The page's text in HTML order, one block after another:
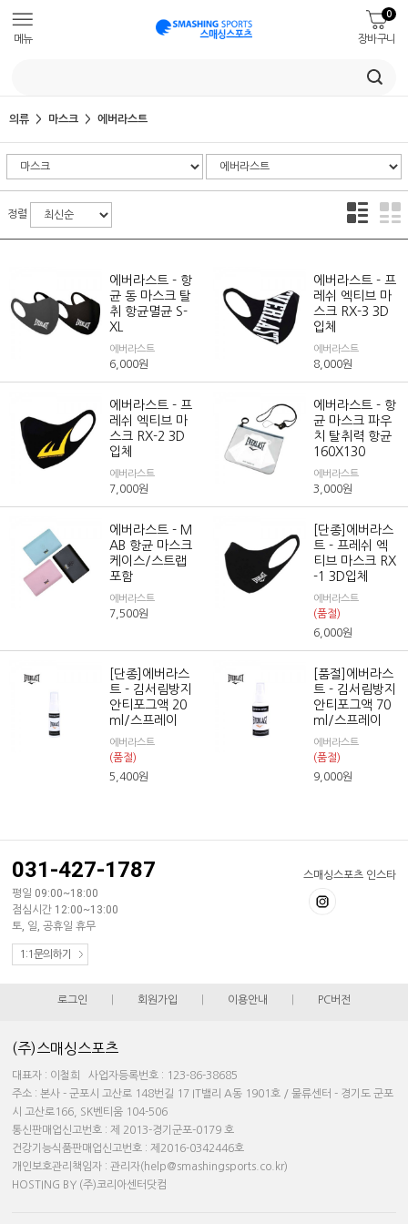
메뉴 장바구니
0
의류 마스크 에버라스트
정렬
에버라스트 - 항
균 동 마스크 탈
취 항균멸균 S-
XL
에버라스트
6,000원
에버라스트 - 프
레쉬 엑티브 마
스크 RX-3 3D
입체
에버라스트
8,000원
에버라스트 - 프
레쉬 엑티브 마
스크 RX-2 3D
입체
에버라스트
7,000원
에버라스트 - 항
균 마스크 파우
치 탈취력 항균
160X130
에버라스트
3,000원
에버라스트 - M
AB 항균 마스크
케이스/스트랩
포함
에버라스트
7,500원
[단종]에버라스
트 - 프레쉬 엑
티브 마스크 RX
-1 3D입체
에버라스트
(품절)
6,000원
[단종]에버라스
트 - 김서림방지
안티포그액 20
ml/스프레이
에버라스트
(품절)
5,400원
[품절]에버라스
트 - 김서림방지
안티포그액 70
ml/스프레이
에버라스트
(품절)
9,000원
스매싱스포츠 인스타
031-427-1787
평일 09:00~18:00
점심시간 12:00~13:00
토, 일, 공휴일 휴무
1:1문의하기
로그인 회원가입 이용안내 PC버전
(주)스매싱스포츠
대표자 : 이철희 사업자등록번호 : 123-86-38685
주소 : 본사 - 군포시 고산로 148번길 17 IT밸리 A동 1901호 / 물류센터 - 경기도 군포
시 고산로166, SK벤티움 104-506
통신판매업신고번호 : 제 2013-경기군포-0179 호
건강기능식품판매업신고번호 : 제2016-0342446호
개인보호관리책임자 : 관리자(help@smashingsports.co.kr)
HOSTING BY (주)코리아센터닷컴